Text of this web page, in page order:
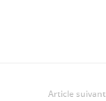
Article suivant